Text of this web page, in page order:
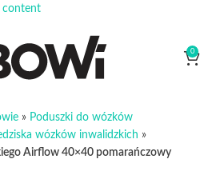
content
0
» Poduszki do wózków
wózków inwalidzkich »
Airflow 40×40 pomarańczowy